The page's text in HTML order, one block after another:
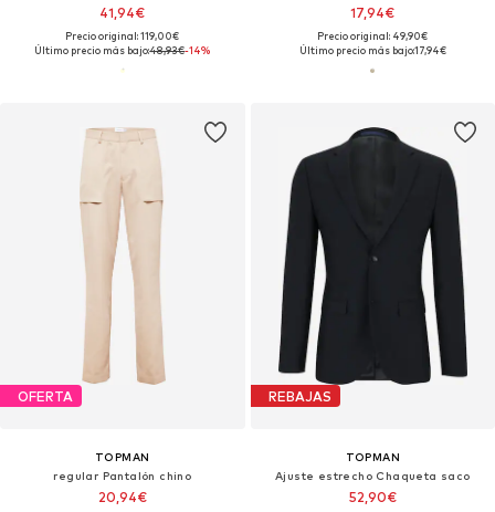
41,94€
Precio original: 119,00€
Último precio más bajo:48,93€-14%
17,94€
Precio original: 49,90€
Último precio más bajo:17,94€
OFERTA
TOPMAN
regular Pantalón chino
20,94€
REBAJAS
TOPMAN
Ajuste estrecho Chaqueta saco
52,90€